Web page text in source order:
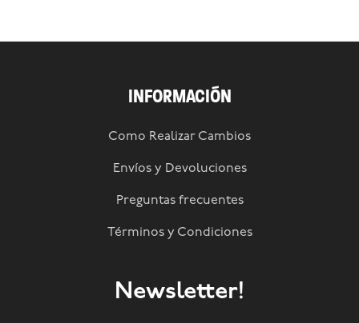
INFORMACIÓN
Como Realizar Cambios
Envíos y Devoluciones
Preguntas frecuentes
Términos y Condiciones
Newsletter!